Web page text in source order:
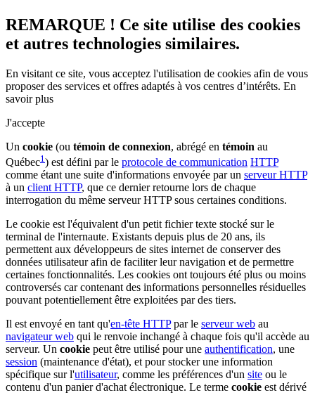
REMARQUE ! Ce site utilise des cookies
et autres technologies similaires.
En visitant ce site, vous acceptez l'utilisation de cookies afin de vous
proposer des services et offres adaptés à vos centres d’intérêts. En
savoir plus
J'accepte
Un cookie (ou témoin de connexion, abrégé en témoin au
Québec1 ) est défini par le protocole de communication HTTP
comme étant une suite d'informations envoyée par un serveur HTTP
à un client HTTP, que ce dernier retourne lors de chaque
interrogation du même serveur HTTP sous certaines conditions.
Le cookie est l'équivalent d'un petit fichier texte stocké sur le
terminal de l'internaute. Existants depuis plus de 20 ans, ils
permettent aux développeurs de sites internet de conserver des
données utilisateur afin de faciliter leur navigation et de permettre
certaines fonctionnalités. Les cookies ont toujours été plus ou moins
controversés car contenant des informations personnelles résiduelles
pouvant potentiellement être exploitées par des tiers.
Il est envoyé en tant qu'en-tête HTTPpar le serveur web au
navigateur web qui le renvoie inchangé à chaque fois qu'il accède au
serveur. Un cookie peut être utilisé pour une authentification, une
session (maintenance d'état), et pour stocker une information
spécifique sur l'utilisateur, comme les préférences d'un site ou le
contenu d'un panier d'achat électronique. Le terme cookie est dérivé